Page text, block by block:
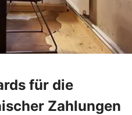
für die
Zahlungen